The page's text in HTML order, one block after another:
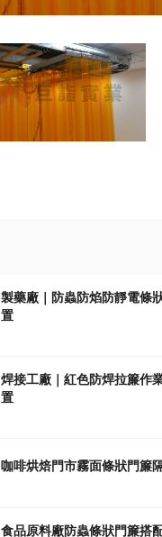
製藥廠｜防蟲防焰防靜電條
置
焊接工廠｜紅色防焊拉簾作
置
咖啡烘焙門市霧面條狀門簾
食品原料廠防蟲條狀門簾搭